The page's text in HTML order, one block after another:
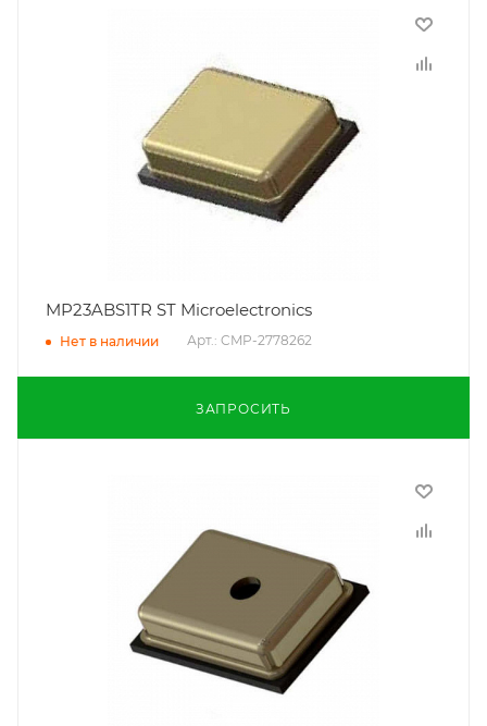
MP23ABS1TR ST Microelectronics
Нет в наличии Арт.: CMP-2778262
ЗАПРОСИТЬ